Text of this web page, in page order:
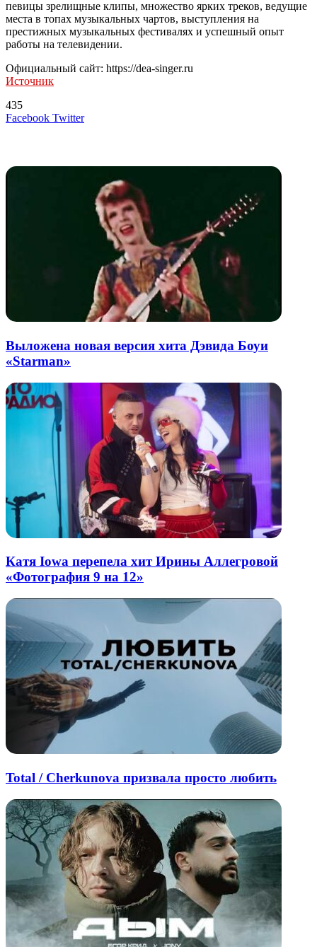
певицы зрелищные клипы, множество ярких треков, ведущие
места в топах музыкальных чартов, выступления на
престижных музыкальных фестивалях и успешный опыт
работы на телевидении.
Официальный сайт: https://dea-singer.ru
Источник
435
Facebook TwitterLinkedIn
Tumblr
Reddit
Вконтакте
Одноклассники
Skype
Messenger
Messenger
WhatsApp
Telegram
Viber
Line
Поделиться
Печатать
Выложена новая версия хита Дэвида Боуи
«Starman»
Катя Iowa перепела хит Ирины Аллегровой
«Фотография 9 на 12»
Total / Cherkunova призвала просто любить